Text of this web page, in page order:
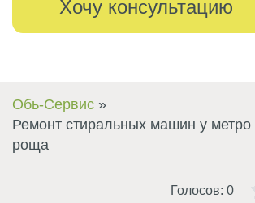
Обь-Сервис
Ремонт стиральных машин у метро
роща
Голосов: 0